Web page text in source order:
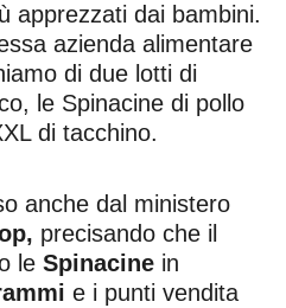
apprezzati dai bambini.
azienda alimentare
di due lotti di
le Spinacine di pollo
di tacchino.
anche dal ministero
precisando che il
le Spinacine in
e i punti vendita